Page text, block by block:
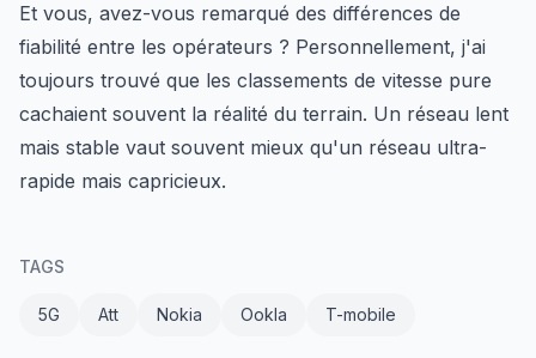
Et vous, avez-vous remarqué des différences de
fiabilité entre les opérateurs ? Personnellement, j'ai
toujours trouvé que les classements de vitesse pure
cachaient souvent la réalité du terrain. Un réseau lent
mais stable vaut souvent mieux qu'un réseau ultra-
rapide mais capricieux.
TAGS
5G Att Nokia Ookla T-mobile